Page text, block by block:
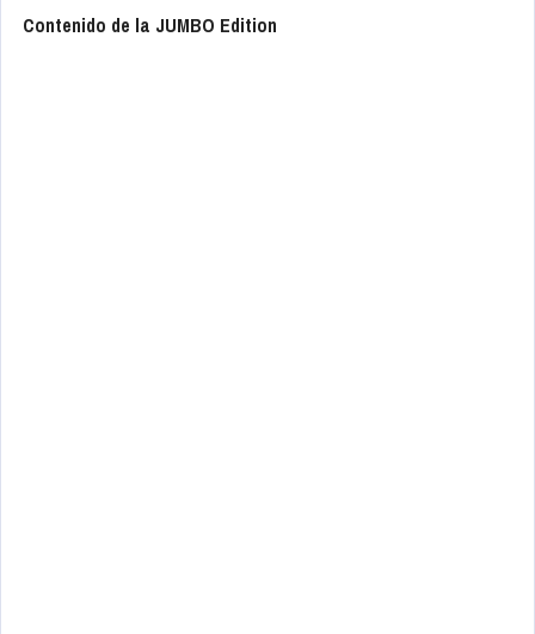
Contenido de la JUMBO Edition